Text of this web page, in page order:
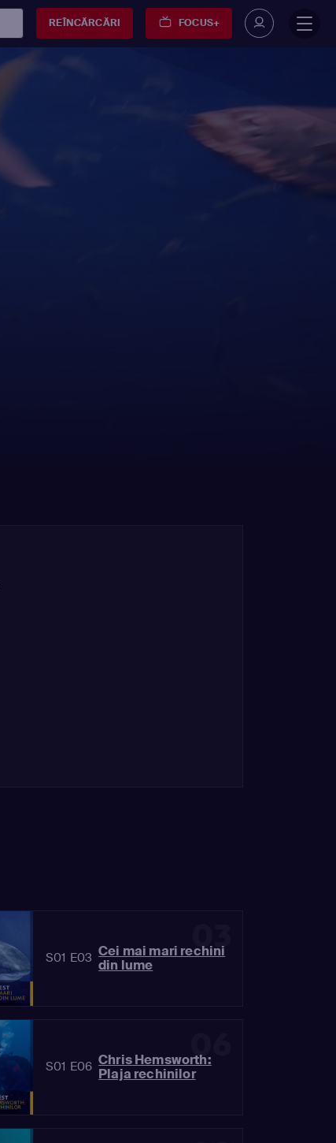
REÎNCĂRCĂRI FOCUS+
03
S01 E03 Cei mai mari rechini
din lume
06
S01 E06 Chris Hemsworth:
Plaja rechinilor